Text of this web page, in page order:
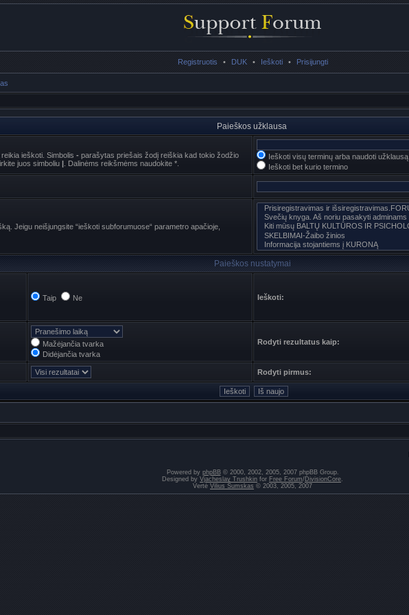
Registruotis • DUK • Ieškoti • Prisijungti
Paieškos užklausa
ieškoti. Simbolis - parašytas priešais žodį reiškia kad tokio žodžio
juos simboliu | . Dalinėms reikšmėms naudokite *.
Ieškoti visų terminų arba naudoti užklausą
Ieškoti bet kurio termino
Jeigu neišjungsite “ieškoti subforumuose“ parametro apačioje,
Paieškos nustatymai
Taip Ne Ieškoti:
Mažėjančia tvarka
Didėjančia tvarka
Rodyti rezultatus kaip:
Rodyti pirmus:
Powered by phpBB© 2000, 2002, 2005, 2007 phpBB Group.
Designed by Vjacheslav Trushkin for Free Forum/DivisionCore.
Vertė Vilius Šumskas © 2003, 2005, 2007